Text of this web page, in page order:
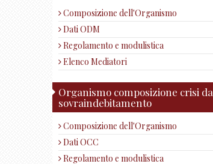
Composizione dell'Organismo
Dati ODM
Regolamento e modulistica
Elenco Mediatori
Organismo composizione crisi da
sovraindebitamento
Composizione dell'Organismo
Dati OCC
Regolamento e modulistica